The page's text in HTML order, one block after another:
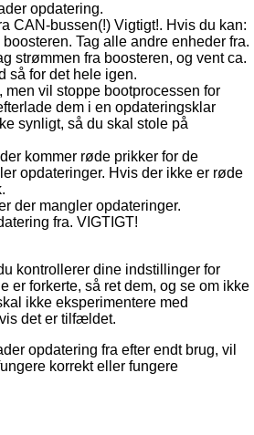
opdatering.
CAN-bussen(!) Vigtigt!. Hvis du kan:
Tag alle andre enheder fra.
strømmen fra boosteren, og vent ca.
så for det hele igen.
men vil stoppe bootprocessen for
dem i en opdateringsklar
synligt, så du skal stole på
kommer røde prikker for de
opdateringer. Hvis der ikke er røde
der mangler opdateringer.
fra. VIGTIGT!
kontrollerer dine indstillinger for
er forkerte, så ret dem, og se om ikke
ikke eksperimentere med
det er tilfældet.
opdatering fra efter endt brug, vil
korrekt eller fungere